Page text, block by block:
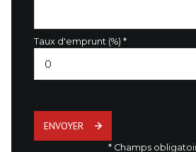
Taux d'emprunt (%) *
ENVOYER
* Champs